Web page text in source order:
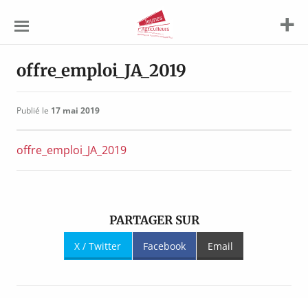
Agriculteurs
offre_emploi_JA_2019
Publié le 17 mai 2019
offre_emploi_JA_2019
PARTAGER SUR
X / Twitter Facebook Email